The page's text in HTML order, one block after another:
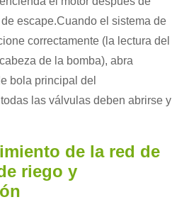
escape.Cuando el sistema de
correctamente (la lectura del
de la bomba), abra
bola principal del
las válvulas deben abrirse y
de la red de
riego y